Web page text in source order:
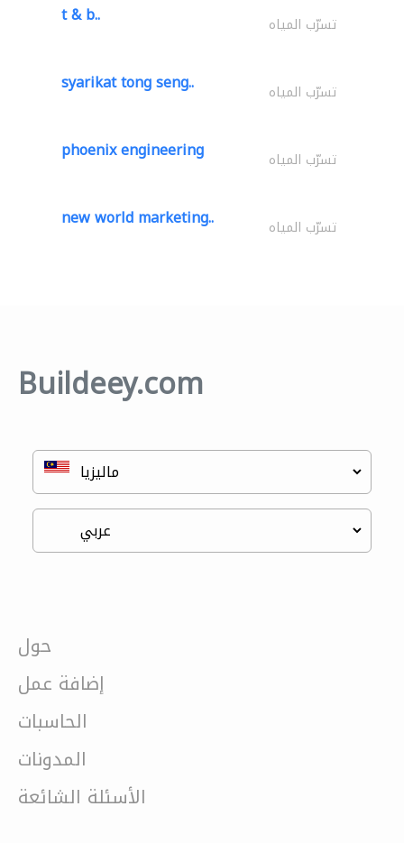
t & b.. تسرّب المياه
syarikat tong seng.. تسرّب المياه
phoenix engineering تسرّب المياه
new world marketing.. تسرّب المياه
Buildeey.com
حول
إضافة عمل
الحاسبات
المدونات
الأسئلة الشائعة